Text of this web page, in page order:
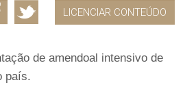
LICENCIAR CONTEÚDO
de amendoal intensivo de
país.